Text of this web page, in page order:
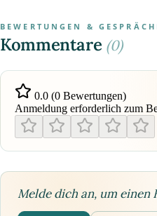
BEWERTUNGEN &
Kommentare (0)
0.0 (0 Bewertungen)
Anmeldung erforderlich zum
Melde dich an, um einen